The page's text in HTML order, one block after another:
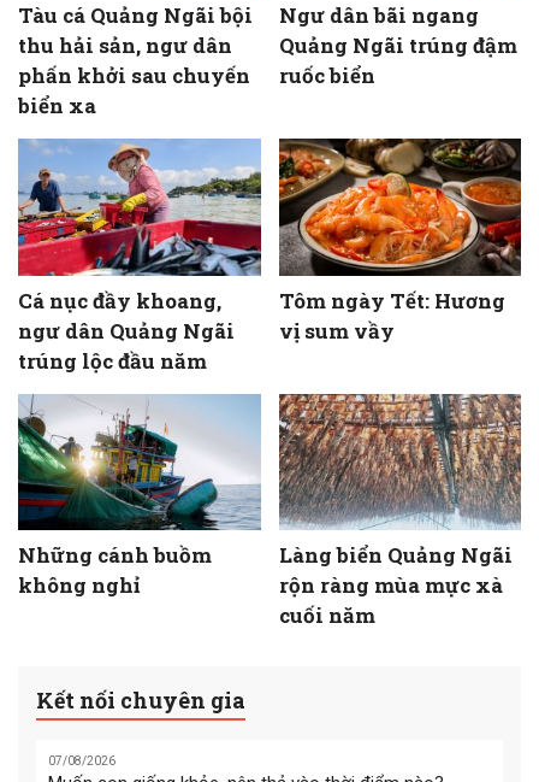
Tàu cá Quảng Ngãi bội
thu hải sản, ngư dân
phấn khởi sau chuyến
biển xa
Ngư dân bãi ngang
Quảng Ngãi trúng đậm
ruốc biển
Cá nục đầy khoang,
ngư dân Quảng Ngãi
trúng lộc đầu năm
Tôm ngày Tết: Hương
vị sum vầy
Những cánh buồm
không nghỉ
Làng biển Quảng Ngãi
rộn ràng mùa mực xà
cuối năm
Kết nối chuyên gia
07/08/2026